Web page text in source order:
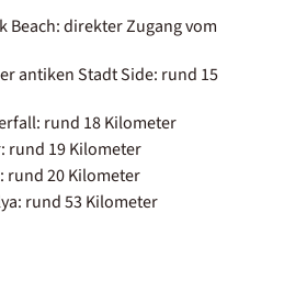
Beach: direkter Zugang vom
antiken Stadt Side: rund 15
rund 18 Kilometer
rund 19 Kilometer
rund 20 Kilometer
rund 53 Kilometer